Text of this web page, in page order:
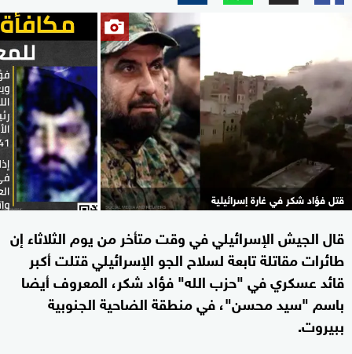
قتل فؤاد شكر في غارة إسرائيلية
قال الجيش الإسرائيلي في وقت متأخر من يوم الثلاثاء إن
طائرات مقاتلة تابعة لسلاح الجو الإسرائيلي قتلت أكبر
قائد عسكري في "حزب الله" فؤاد شكر، المعروف أيضا
باسم "سيد محسن"، في منطقة الضاحية الجنوبية
ببيروت.